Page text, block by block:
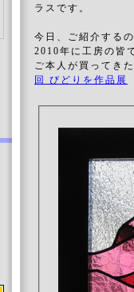
ラスです。
今日、ご紹介する
2010年に工房の皆
ご本人が買ってき
回 びどりを作品展